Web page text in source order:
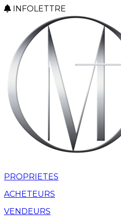
INFOLETTRE
PROPRIETES
ACHETEURS
VENDEURS